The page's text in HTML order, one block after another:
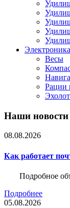
Электроника
Весы
Рации
Наши новости
08.08.2026
Как работает
Подробное
Подробнее
05.08.2026